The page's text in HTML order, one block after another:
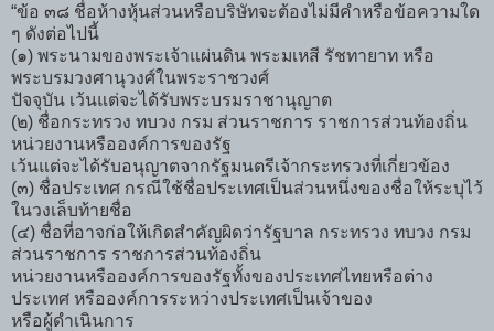
“ข้อ ๓๘ ชื่อห้างหุ้นส่วนหรือบริษัทจะต้องไม่มีคำหรือข้อความใด
ๆ ดังต่อไปนี้
(๑) พระนามของพระเจ้าแผ่นดิน พระมเหสี รัชทายาท หรือ
พระบรมวงศานุวงศ์ในพระราชวงศ์
ปัจจุบัน เว้นแต่จะได้รับพระบรมราชานุญาต
(๒) ชื่อกระทรวง ทบวง กรม ส่วนราชการ ราชการส่วนท้องถิ่น
หน่วยงานหรือองค์การของรัฐ
เว้นแต่จะได้รับอนุญาตจากรัฐมนตรีเจ้ากระทรวงที่เกี่ยวข้อง
(๓) ชื่อประเทศ กรณีใช้ชื่อประเทศเป็นส่วนหนึ่งของชื่อให้ระบุไว้
ในวงเล็บท้ายชื่อ
(๔) ชื่อที่อาจก่อให้เกิดสำคัญผิดว่ารัฐบาล กระทรวง ทบวง กรม
ส่วนราชการ ราชการส่วนท้องถิ่น
หน่วยงานหรือองค์การของรัฐทั้งของประเทศไทยหรือต่าง
ประเทศ หรือองค์การระหว่างประเทศเป็นเจ้าของ
หรือผู้ดำเนินการ